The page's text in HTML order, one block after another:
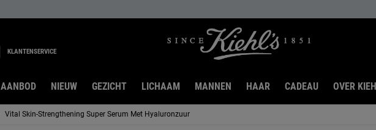
KLANTENSERVICE
AANBOD NIEUW GEZICHT LICHAAM MANNEN HAAR CADEAU OVER
Vital Skin-Strengthening Super Serum Met Hyaluronzuur